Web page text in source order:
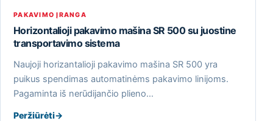
PAKAVIMO ĮRANGA
Horizontalioji pakavimo mašina SR 500 su juostine
transportavimo sistema
Naujoji horizantalioji pakavimo mašina SR 500 yra
puikus spendimas automatinėms pakavimo linijoms.
Pagaminta iš nerūdijančio plieno…
Peržiūrėti→